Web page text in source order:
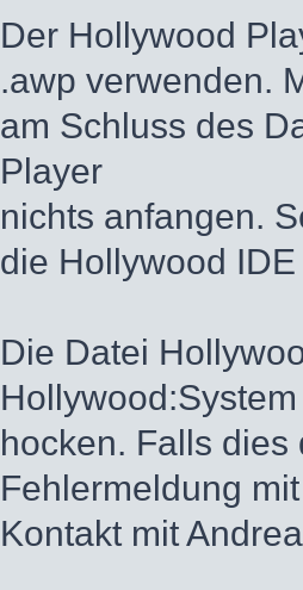
Der Hollywood
.awp verwenden.
am Schluss des
Player
nichts anfangen.
die Hollywood
Die Datei
Hollywood:System
hocken. Falls
Fehlermeldung
Kontakt mit